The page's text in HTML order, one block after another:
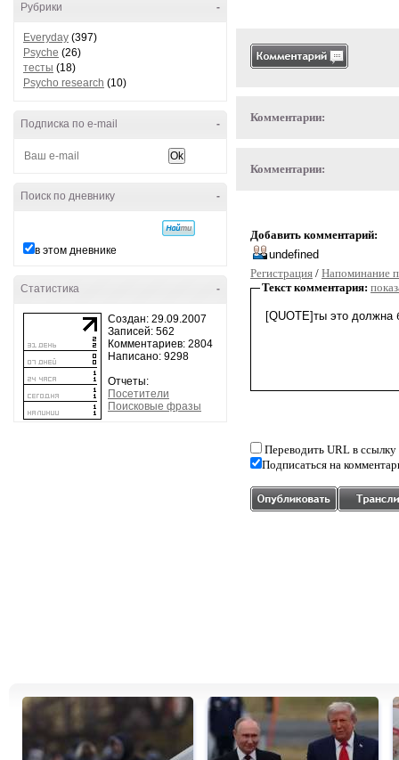
-
Рубрики
Everyday (397)
Psyche (26)
тесты (18)
Psycho research (10)
-
Подписка по e-mail
-
Поиск по дневнику
в этом дневнике
-
Статистика
Создан: 29.09.2007
Записей: 562
Комментариев: 2804
Написано: 9298
Отчеты:
Посетители
Поисковые фразы
Комментарии:
Комментарии:
Добавить комментарий:
Регистрация / Напоминание
Текст комментария:
Переводить URL в ссылку
Подписаться на